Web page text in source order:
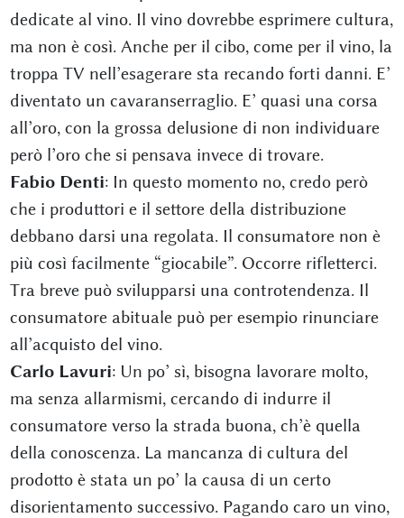
dedicate al vino. Il vino dovrebbe esprimere cultura,
ma non è così. Anche per il cibo, come per il vino, la
troppa TV nell’esagerare sta recando forti danni. E’
diventato un cavaranserraglio. E’ quasi una corsa
all’oro, con la grossa delusione di non individuare
però l’oro che si pensava invece di trovare.
Fabio Denti: In questo momento no, credo però
che i produttori e il settore della distribuzione
debbano darsi una regolata. Il consumatore non è
più così facilmente “giocabile”. Occorre rifletterci.
Tra breve può svilupparsi una controtendenza. Il
consumatore abituale può per esempio rinunciare
all’acquisto del vino.
Carlo Lavuri: Un po’ sì, bisogna lavorare molto,
ma senza allarmismi, cercando di indurre il
consumatore verso la strada buona, ch’è quella
della conoscenza. La mancanza di cultura del
prodotto è stata un po’ la causa di un certo
disorientamento successivo. Pagando caro un vino,